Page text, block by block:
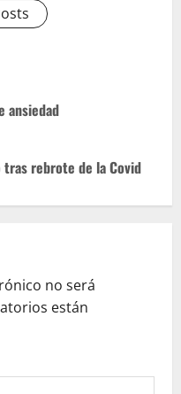
ansiedad
tras rebrote de la Covid
no será
están